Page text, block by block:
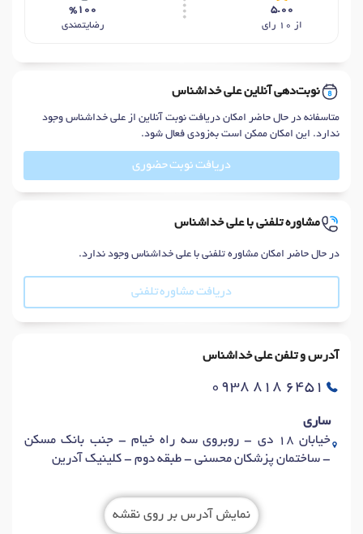
5.00
از 10 رای
%100
رضایتمندی
نوبت‌دهی آنلاین علی خداشناس
متاسفانه در حال حاضر امکان دریافت نوبت آنلاین از علی خداشناس وجود
ندارد. این امکان ممکن است به‌زودی فعال شود.
دریافت نوبت حضوری
مشاوره تلفنی با علی خداشناس
در حال حاضر امکان مشاوره تلفنی با علی خداشناس وجود ندارد.
دریافت مشاوره تلفنی
آدرس و تلفن علی خداشناس
0938 818 6451
ساری
خیابان 18 دی - روبروی سه راه خیام - جنب بانک مسکن
- ساختمان پزشکان محسنی - طبقه دوم - کلینیک آدرین
نمایش آدرس بر روی نقشه